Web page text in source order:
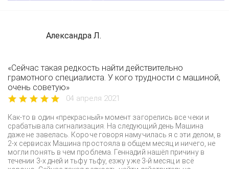
Александра Л.
«Сейчас такая редкость найти действительно
грамотного специалиста. У кого трудности с машиной,
очень советую»
04 апреля 2021
Как-то в один «прекрасный» момент загорелись все чеки и
срабатывала сигнализация. На следующий день Машина
даже не завелась. Короче говоря намучилась я с эти делом, в
2-х сервисах Машина простояла в общем месяц и ничего, не
могли понять в чем проблема. Геннадий нашёл причину в
течении 3-х дней и тьфу тьфу, езжу уже 3-й месяц и всё